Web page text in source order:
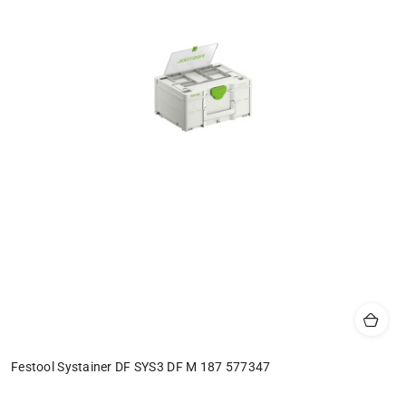
Festool Systainer DF SYS3 DF M 187 577347